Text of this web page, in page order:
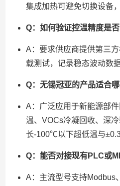
集成加热可避免切换设备
Q：如何验证控温精度是否
A：要求供应商提供第三
载测试，记录稳态波动数据
Q：无锡冠亚的产品适合哪
A：广泛应用于新能源部
温、VOCs冷凝回收、深
长-100℃以下超低温与
Q：能否对接现有PLC或
A：主流型号支持Modbus